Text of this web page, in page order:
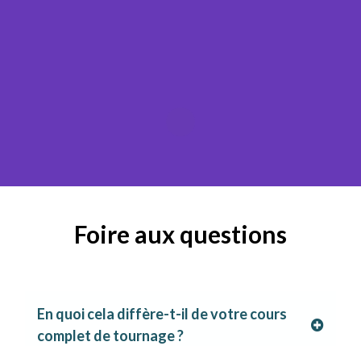
Foire aux questions
En quoi cela diffère-t-il de votre cours
complet de tournage ?